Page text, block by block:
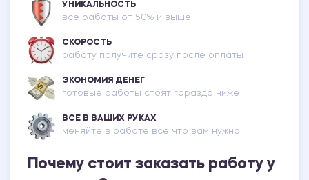
УНИКАЛЬНОСТЬ
все работы от 50% и выше
СКОРОСТЬ
работу получите сразу после оплаты
ЭКОНОМИЯ ДЕНЕГ
готовые работы стоят гораздо ниже
ВСЕ В ВАШИХ РУКАХ
меняйте в работе всё что вам нужно
Почему стоит заказать работу у